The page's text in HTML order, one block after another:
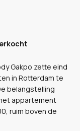
Gakpo zette eind
in Rotterdam te
belangstelling
appartement
ruim boven de